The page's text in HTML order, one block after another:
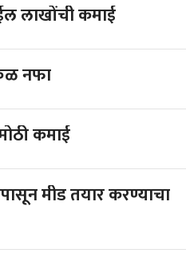
फक्त 20 हजारात व्यवसाय सुरू करा; घरी बसून होईल लाखोंची कमाई
नफा
कमाई
मीड तयार करण्याचा